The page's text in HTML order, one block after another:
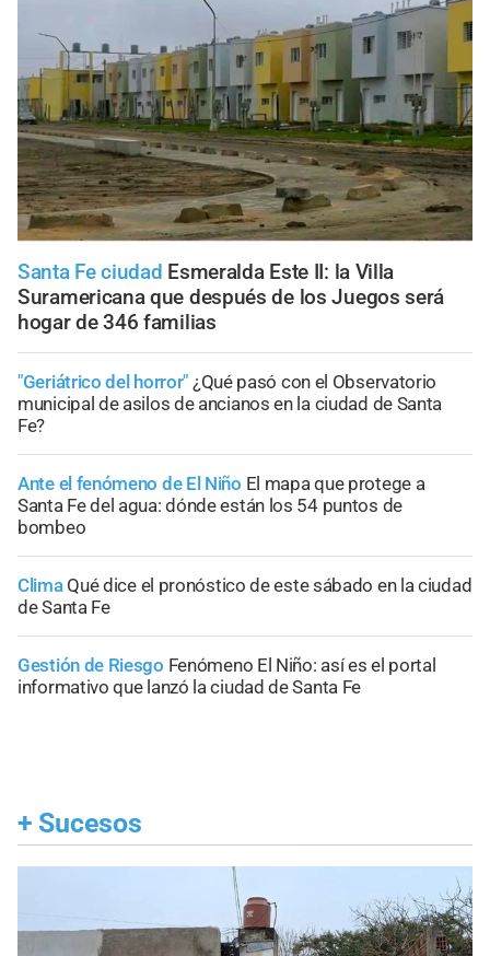
Santa Fe ciudad Esmeralda Este II: la Villa
Suramericana que después de los Juegos será
hogar de 346 familias
"Geriátrico del horror" ¿Qué pasó con el Observatorio
municipal de asilos de ancianos en la ciudad de Santa
Fe?
Ante el fenómeno de El Niño El mapa que protege a
Santa Fe del agua: dónde están los 54 puntos de
bombeo
Clima Qué dice el pronóstico de este sábado en la ciudad
de Santa Fe
Gestión de Riesgo Fenómeno El Niño: así es el portal
informativo que lanzó la ciudad de Santa Fe
+ Sucesos